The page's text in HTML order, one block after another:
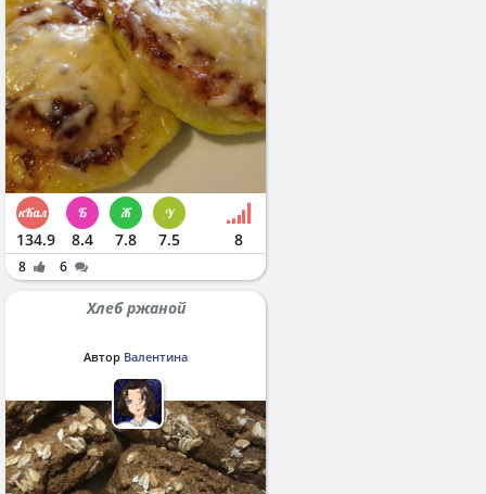
134.9 8.4 7.8 7.5 8
8 6
Хлеб ржаной
Автор Валентина